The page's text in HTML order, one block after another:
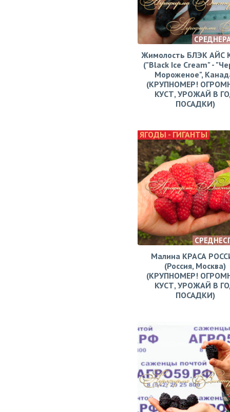
Жимолость БЛЭК АЙС
("Black Ice Cream" -
Мороженое",
(КРУПНОМЕР!
КУСТ, УРОЖАЙ В
ПОСАДКИ)
ЯГОДЫ - ГИГАНТЫ
Малина КРАСА
(Россия, Москва)
(КРУПНОМЕР!
КУСТ, УРОЖАЙ В
ПОСАДКИ)